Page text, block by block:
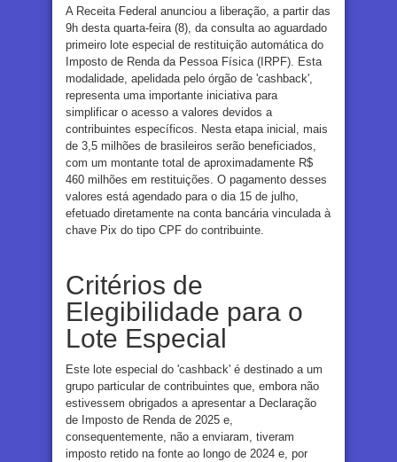
A Receita Federal anunciou a liberação, a partir das
9h desta quarta-feira (8), da consulta ao aguardado
primeiro lote especial de restituição automática do
Imposto de Renda da Pessoa Física (IRPF). Esta
modalidade, apelidada pelo órgão de 'cashback',
representa uma importante iniciativa para
simplificar o acesso a valores devidos a
contribuintes específicos. Nesta etapa inicial, mais
de 3,5 milhões de brasileiros serão beneficiados,
com um montante total de aproximadamente R$
460 milhões em restituições. O pagamento desses
valores está agendado para o dia 15 de julho,
efetuado diretamente na conta bancária vinculada à
chave Pix do tipo CPF do contribuinte.
Critérios de
Elegibilidade para o
Lote Especial
Este lote especial do 'cashback' é destinado a um
grupo particular de contribuintes que, embora não
estivessem obrigados a apresentar a Declaração
de Imposto de Renda de 2025 e,
consequentemente, não a enviaram, tiveram
imposto retido na fonte ao longo de 2024 e, por